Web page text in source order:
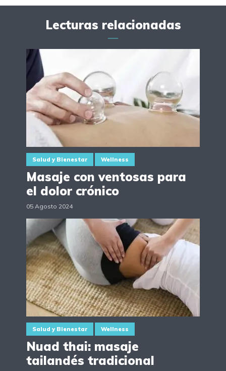
Lecturas relacionadas
Salud y Bienestar Wellness
Masaje con ventosas para
el dolor crónico
05 Agosto 2024
Salud y Bienestar Wellness
Nuad thai: masaje
tailandés tradicional